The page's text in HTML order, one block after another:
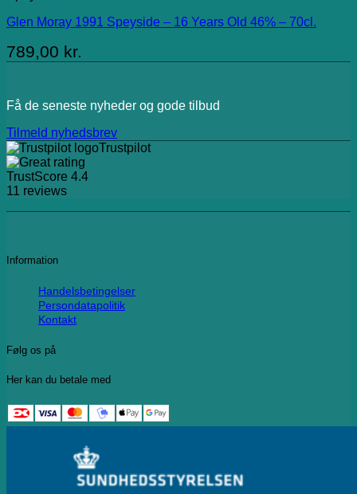
Glen Moray 1991 Speyside – 16 Years Old 46% – 70cl.
789,00 kr.
Få de seneste nyheder og gode tilbud
Tilmeld nyhedsbrev
Trustpilot
TrustScore 4.4
11 reviews
Information
Handelsbetingelser
Persondatapolitik
Kontakt
Følg os på
Her kan du betale med